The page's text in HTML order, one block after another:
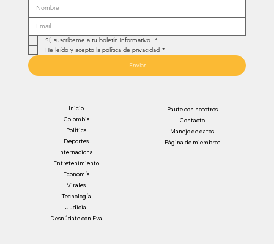
Sí, suscríbeme a tu boletín informativo. *
He leído y acepto la política de privacidad *
Enviar
Inicio
Colombia
Política
Deportes
Internacional
Entretenimiento
Economía
Virales
Tecnología
Judicial
Desnúdate con Eva
Paute con nosotros
Contacto
Manejo de datos
Página de miembros